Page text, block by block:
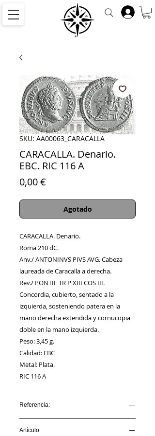
SKU: AA00063_CARACALLA
CARACALLA. Denario.
EBC. RIC 116 A
0,00 €
Agotado
CARACALLA. Denario.
Roma 210 dC.
Anv./ ANTONINVS PIVS AVG. Cabeza
laureada de Caracalla a derecha.
Rev./ PONTIF TR P XIII COS III.
Concordia, cubierto, sentado a la
izquierda, sosteniendo patera en la
mano derecha extendida y cornucopia
doble en la mano izquierda.
Peso: 3,45 g.
Calidad: EBC
Metal: Plata.
RIC 116 A
Referencia:
Artículo